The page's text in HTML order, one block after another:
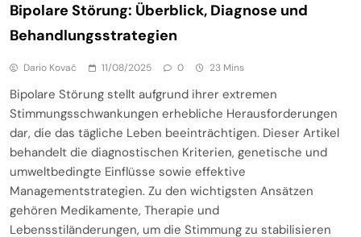
Bipolare Störung: Überblick, Diagnose und
Behandlungsstrategien
Dario Kovač 11/08/2025 0 23 Mins
Bipolare Störung stellt aufgrund ihrer extremen
Stimmungsschwankungen erhebliche Herausforderungen
dar, die das tägliche Leben beeinträchtigen. Dieser Artikel
behandelt die diagnostischen Kriterien, genetische und
umweltbedingte Einflüsse sowie effektive
Managementstrategien. Zu den wichtigsten Ansätzen
gehören Medikamente, Therapie und
Lebensstiländerungen, um die Stimmung zu stabilisieren